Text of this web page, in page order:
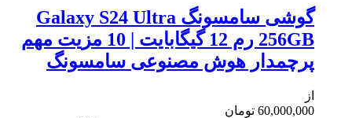
گوشی سامسونگ Galaxy S24 Ultra
256GB رم 12 گیگابایت | 10 مزیت مهم
پرچمدار هوش مصنوعی سامسونگ
از
60,000,000 تومان